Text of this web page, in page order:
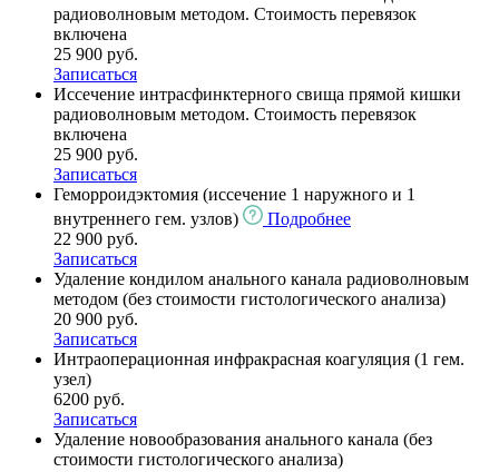
радиоволновым методом. Стоимость перевязок
включена
25 900 руб.
Записаться
Иссечение интрасфинктерного свища прямой кишки
радиоволновым методом. Стоимость перевязок
включена
25 900 руб.
Записаться
Геморроидэктомия (иссечение 1 наружного и 1
внутреннего гем. узлов)
Подробнее
22 900 руб.
Записаться
Удаление кондилом анального канала радиоволновым
методом (без стоимости гистологического анализа)
20 900 руб.
Записаться
Интраоперационная инфракрасная коагуляция (1 гем.
узел)
6200 руб.
Записаться
Удаление новообразования анального канала (без
стоимости гистологического анализа)